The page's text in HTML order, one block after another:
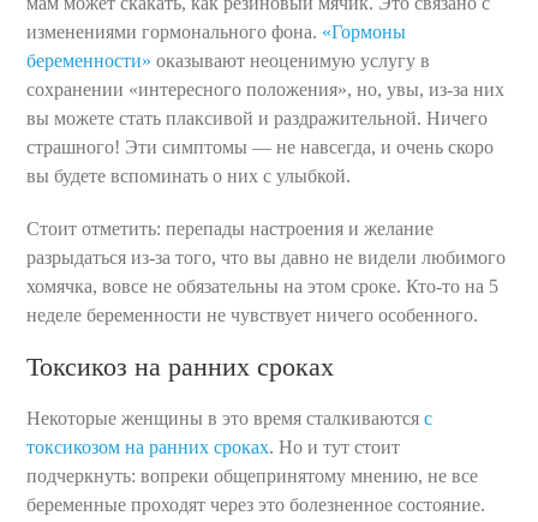
изменениями гормонального фона. «Гормоны
беременности» оказывают неоценимую услугу в
сохранении «интересного положения», но, увы, из-за них
вы можете стать плаксивой и раздражительной. Ничего
страшного! Эти симптомы — не навсегда, и очень скоро
вы будете вспоминать о них с улыбкой.
Стоит отметить: перепады настроения и желание
разрыдаться из-за того, что вы давно не видели любимого
хомячка, вовсе не обязательны на этом сроке. Кто-то на 5
неделе беременности не чувствует ничего особенного.
Токсикоз на ранних сроках
Некоторые женщины в это время сталкиваютсяс
токсикозом на ранних сроках. Но и тут стоит
подчеркнуть: вопреки общепринятому мнению, не все
беременные проходят через это болезненное состояние.